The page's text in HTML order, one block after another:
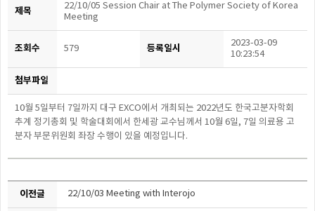
제목
22/10/05 Session Chair at The Polymer Society of Korea
Meeting
조회수 579 등록일시
2023-03-09
10:23:54
첨부파일
10월 5일부터 7일까지 대구 EXCO에서 개최되는 2022년도 한국고분자학회
추계 정기총회 및 학술대회에서 한세광 교수님께서 10월 6일, 7일 의료용 고
분자 부문위원회 좌장 수행이 있을 예정입니다.
이전글 22/10/03 Meeting with Interojo